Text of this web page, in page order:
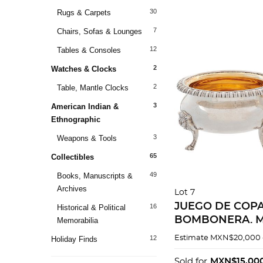
30
Rugs & Carpets
7
Chairs, Sofas & Lounges
12
Tables & Consoles
2
Watches & Clocks
2
Table, Mantle Clocks
3
American Indian &
Ethnographic
3
Weapons & Tools
65
Collectibles
49
Books, Manuscripts &
Archives
16
Historical & Political
Memorabilia
12
Holiday Finds
Lot 7
JUEGO DE
BOMBONERA.
XX. Elaborados
Numerados.
Estimate MXN$20,000